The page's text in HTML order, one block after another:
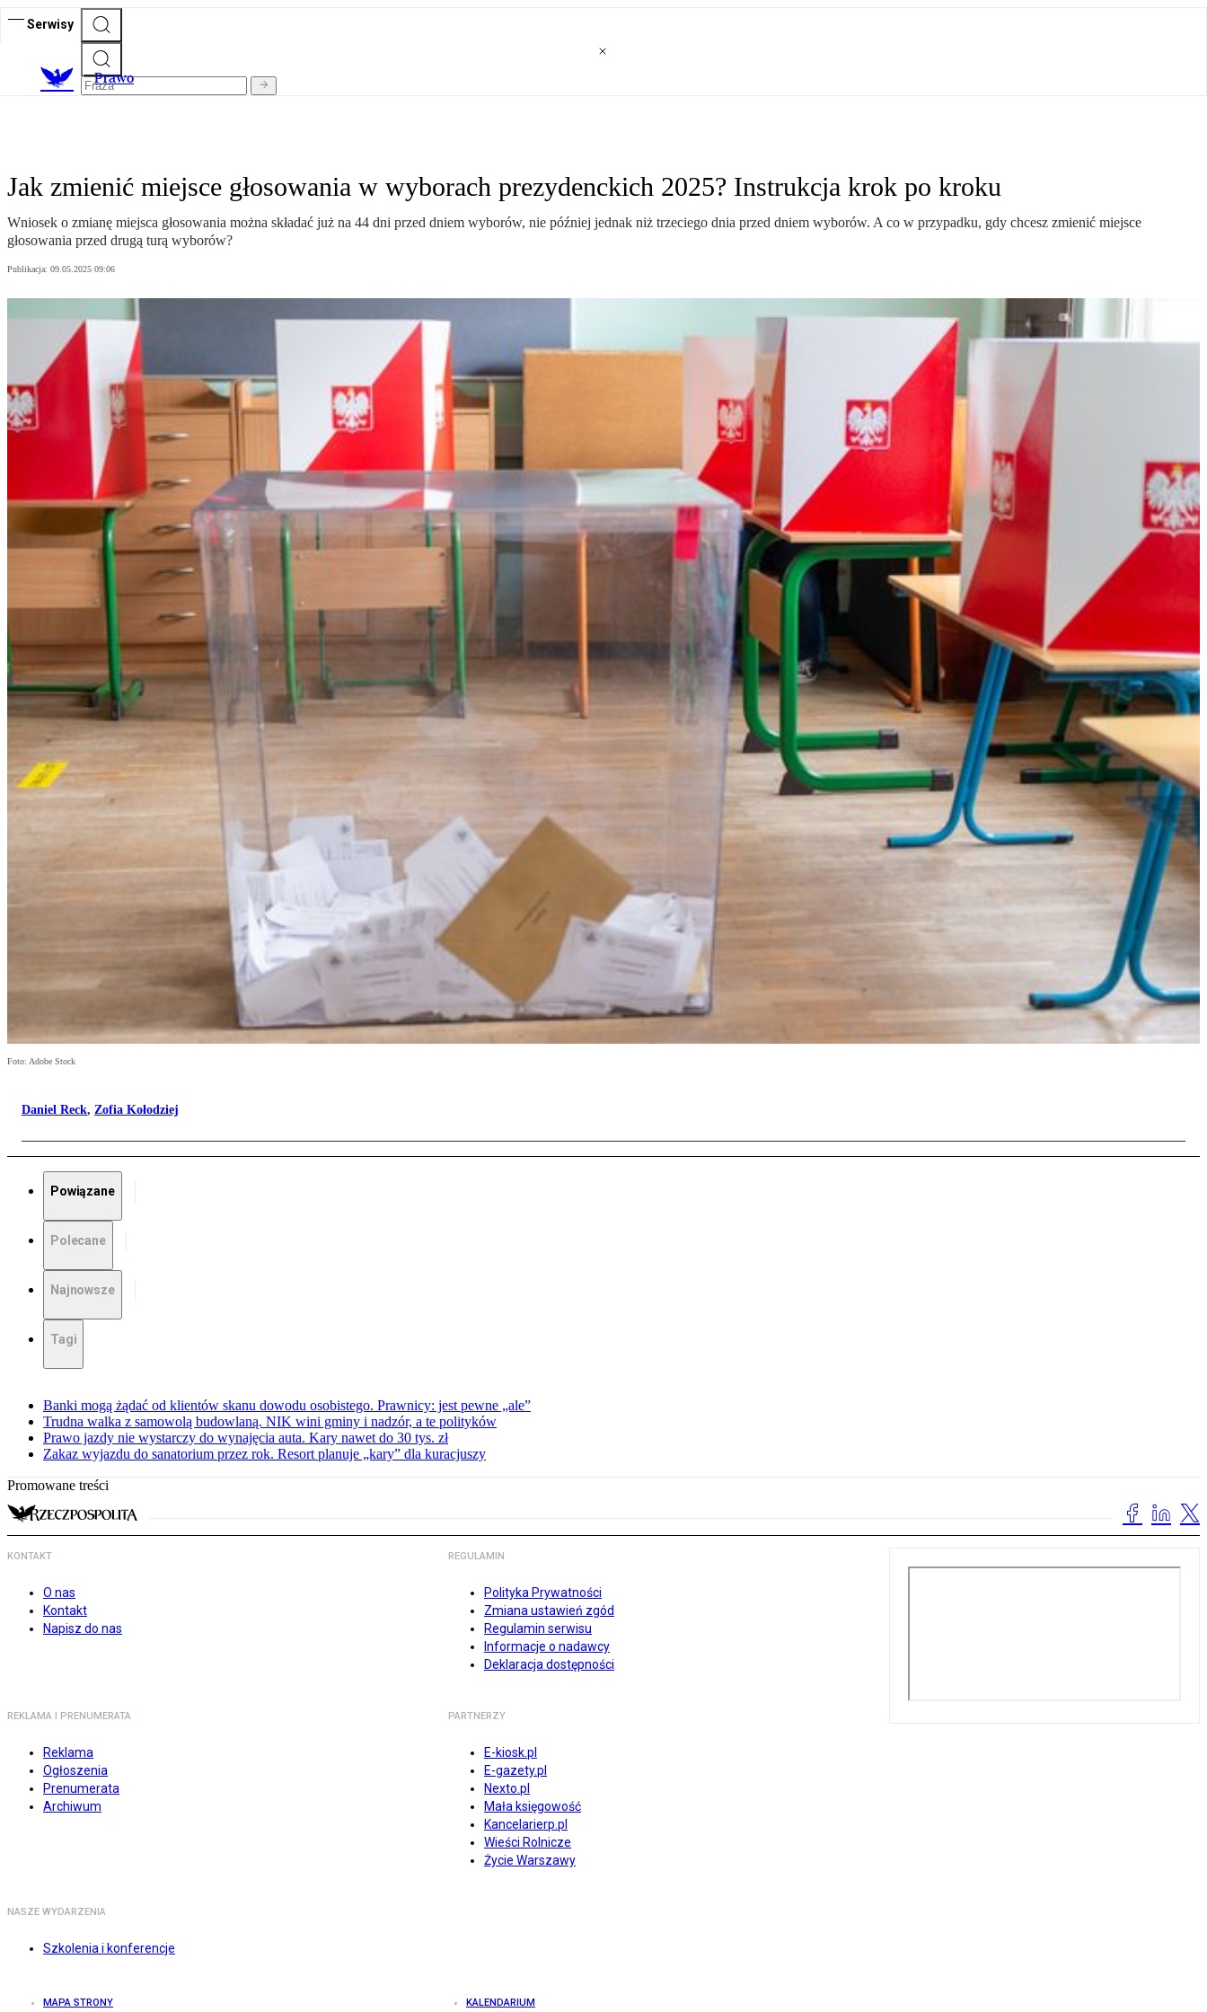
Serwisy
Prawo
Jak zmienić miejsce głosowania w wyborach prezydenckich 2025? Instrukcja krok po kroku
Wniosek o zmianę miejsca głosowania można składać już na 44 dni przed dniem wyborów, nie później jednak niż trzeciego dnia przed dniem wyborów. A co w przypadku, gdy chcesz zmienić miejsce
głosowania przed drugą turą wyborów?
Publikacja: 09.05.2025 09:06
Foto: Adobe Stock
Daniel Reck, Zofia Kołodziej
Powiązane
Polecane
Najnowsze
Tagi
Banki mogą żądać od klientów skanu dowodu osobistego. Prawnicy: jest pewne „ale”
Trudna walka z samowolą budowlaną. NIK wini gminy i nadzór, a te polityków
Prawo jazdy nie wystarczy do wynajęcia auta. Kary nawet do 30 tys. zł
Zakaz wyjazdu do sanatorium przez rok. Resort planuje „kary” dla kuracjuszy
Promowane treści
KONTAKT
O nas
Kontakt
Napisz do nas
REGULAMIN
Polityka Prywatności
Zmiana ustawień zgód
Regulamin serwisu
Informacje o nadawcy
Deklaracja dostępności
REKLAMA I PRENUMERATA
Reklama
Ogłoszenia
Prenumerata
Archiwum
PARTNERZY
E-kiosk.pl
E-gazety.pl
Nexto.pl
Mała księgowość
Kancelarierp.pl
Wieści Rolnicze
Życie Warszawy
NASZE WYDARZENIA
Szkolenia i konferencje
MAPA STRONY KALENDARIUM